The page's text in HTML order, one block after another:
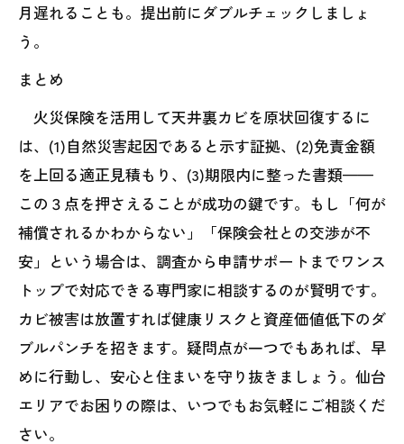
月遅れることも。提出前にダブルチェックしましょ
う。
まとめ
火災保険を活用して天井裏カビを原状回復するに
は、(1)自然災害起因であると示す証拠、(2)免責金額
を上回る適正見積もり、(3)期限内に整った書類——
この３点を押さえることが成功の鍵です。もし「何が
補償されるかわからない」「保険会社との交渉が不
安」という場合は、調査から申請サポートまでワンス
トップで対応できる専門家に相談するのが賢明です。
カビ被害は放置すれば健康リスクと資産価値低下のダ
ブルパンチを招きます。疑問点が一つでもあれば、早
めに行動し、安心と住まいを守り抜きましょう。仙台
エリアでお困りの際は、いつでもお気軽にご相談くだ
さい。